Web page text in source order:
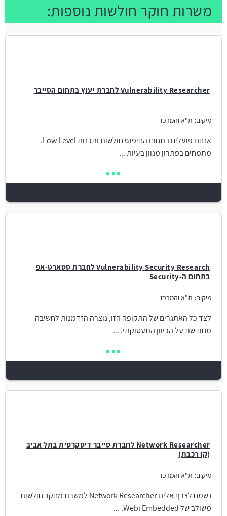
משרות חוקר חולשות נוספות:
Vulnerability Researcher לחברת יעוץ בתחום הסייבר
מיקום: ת"א והמרכז
אנחנו פועלים בתחום החיפוש חולשות ותכנות Low Level.
מתמחים בפתרון מגוון בעיות ...
Vulnerability Security Research לחברת סטארט-אפ
בתחום ה-Security
מיקום: ת"א והמרכז
לצד כל האתגרים של התקופה הזו, נוצרה הזדמנות לחשיבה
מחודשת על הכיוון התעסוקתי. ...
Network Researcher לחברת סייבר דיסקרטית בתל אביב
(קו רכבת)
מיקום: ת"א והמרכז
נשמח לצרף אלינו Network Researcher למשרת מחקר חולשות
משולב של Embedded וWeb. ...